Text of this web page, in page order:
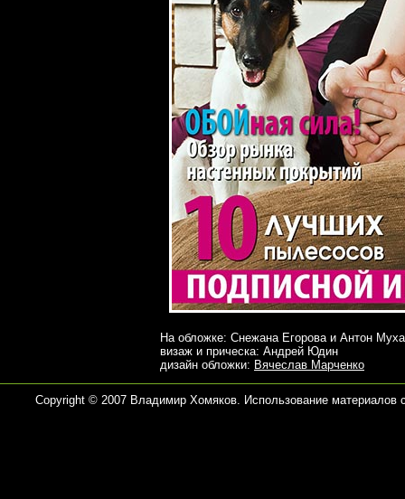
На обложке: Снежана Егорова и Антон
визаж и прическа: Андрей Юдин
дизайн обложки: Вячеслав Марченко
Copyright © 2007 Владимир Хомяков. Использование материалов